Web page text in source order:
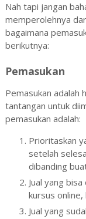
Nah tapi jangan
memperolehnya
bagaimana
berikutnya:
Pemasukan
Pemasukan adalah
tantangan untuk
pemasukan adalah:
Prioritaskan
setelah
dibanding
Jual yang
kursus
Jual yang